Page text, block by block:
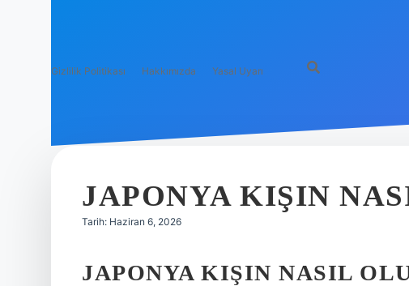
Gizlilik Politikası Hakkımızda Yasal Uyarı
JAPONYA KIŞIN
Tarih: Haziran 6, 2026
JAPONYA KIŞIN NASIL